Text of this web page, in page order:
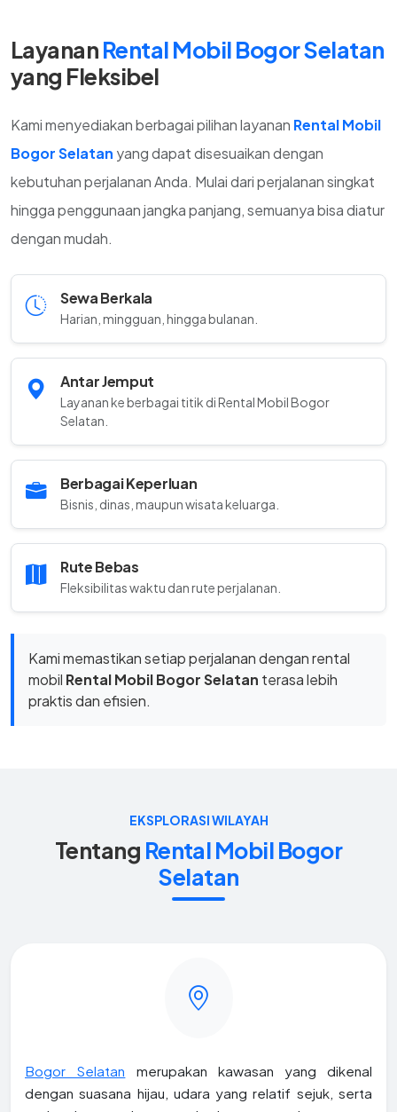
LayananRental Mobil Bogor Selatan
yang Fleksibel
Kami menyediakan berbagai pilihan layanan Rental Mobil
Bogor Selatan yang dapat disesuaikan dengan
kebutuhan perjalanan Anda. Mulai dari perjalanan singkat
hingga penggunaan jangka panjang, semuanya bisa diatur
dengan mudah.
Sewa Berkala
Harian, mingguan, hingga bulanan.
Antar Jemput
Layanan ke berbagai titik di Rental Mobil Bogor
Selatan.
Berbagai Keperluan
Bisnis, dinas, maupun wisata keluarga.
Rute Bebas
Fleksibilitas waktu dan rute perjalanan.
Kami memastikan setiap perjalanan dengan rental
mobil Rental Mobil Bogor Selatan terasa lebih
praktis dan efisien.
EKSPLORASI WILAYAH
Tentang Rental Mobil Bogor
Selatan
Bogor Selatan merupakan kawasan yang dikenal
dengan suasana hijau, udara yang relatif sejuk, serta